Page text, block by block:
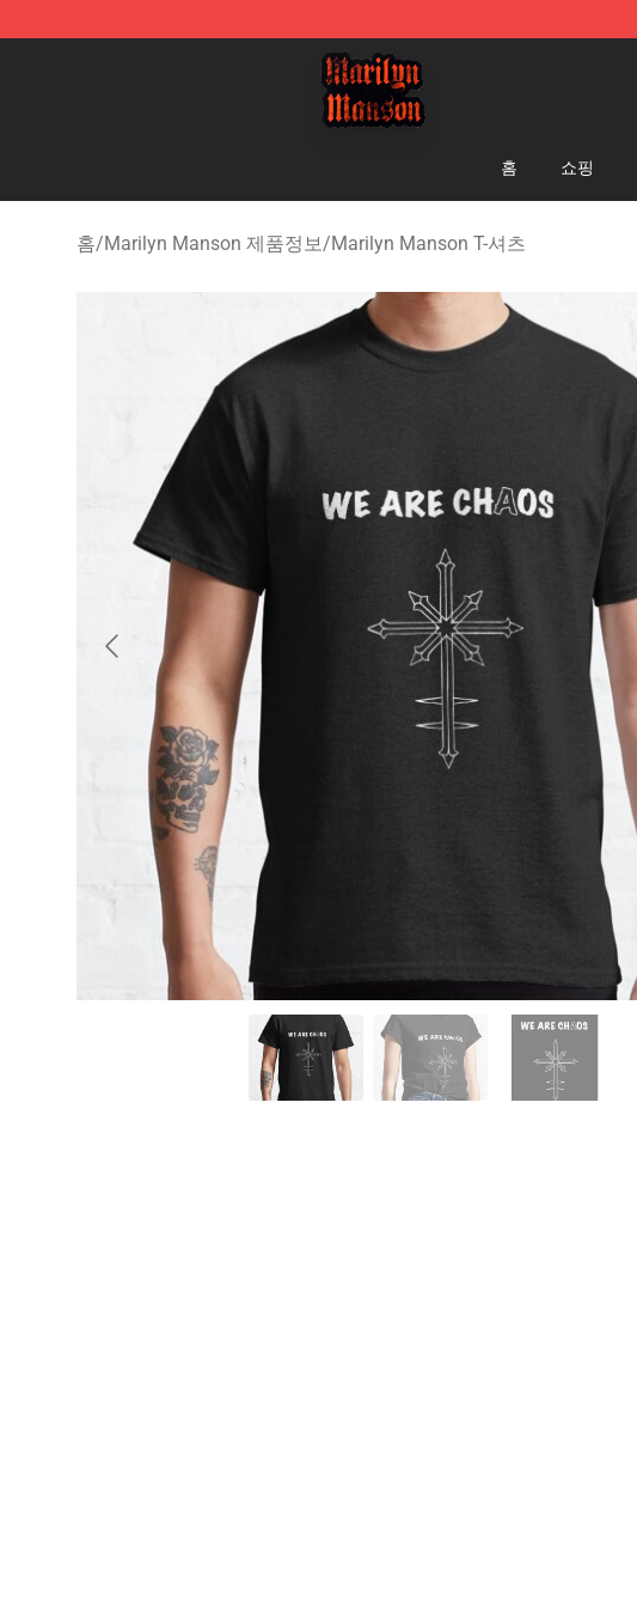
Marilyn Manson Shop - Official Marilyn Manson Merchandise Store
홈 쇼핑
홈/Marilyn Manson 제품정보/Marilyn Manson T-셔츠